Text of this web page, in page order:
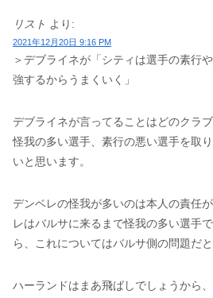
リスト より:
2021年12月20日 9:16 PM
＞デブライネが「シティは選手の素行
強するからうまくいく」
デブライネが言ってることはどのクラ
怪我の多い選手、素行の悪い選手を取
いと思います。
デンベレの怪我が多いのは本人の責任
レはバルサに来るまで怪我の多い選手
ら、これについてはバルサ側の問題だと
ハーランドはまあ飛ばしでしょうから